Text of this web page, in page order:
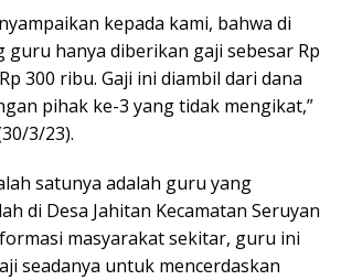
kepada kami, bahwa di
guru hanya diberikan gaji sebesar Rp
300 ribu. Gaji ini diambil dari dana
pihak ke-3 yang tidak mengikat,”
3/23).
satunya adalah guru yang
di Desa Jahitan Kecamatan Seruyan
masyarakat sekitar, guru ini
seadanya untuk mencerdaskan